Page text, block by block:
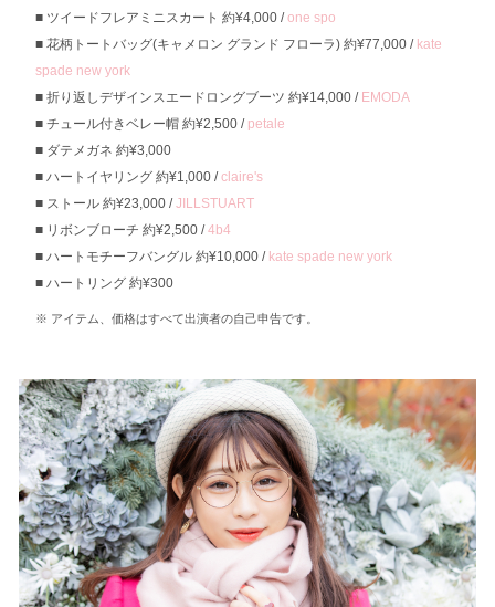
ツイードフレアミニスカート 約¥4,000 /one spo
花柄トートバッグ(キャメロン グランド フローラ) 約¥77,000 / kate
spade new york
折り返しデザインスエードロングブーツ 約¥14,000 / EMODA
チュール付きベレー帽 約¥2,500 / petale
ダテメガネ 約¥3,000
ハートイヤリング 約¥1,000 /claire's
ストール 約¥23,000 /JILLSTUART
リボンブローチ 約¥2,500 /4b4
ハートモチーフバングル 約¥10,000 / kate spade new york
ハートリング 約¥300
アイテム、価格はすべて出演者の自己申告です。